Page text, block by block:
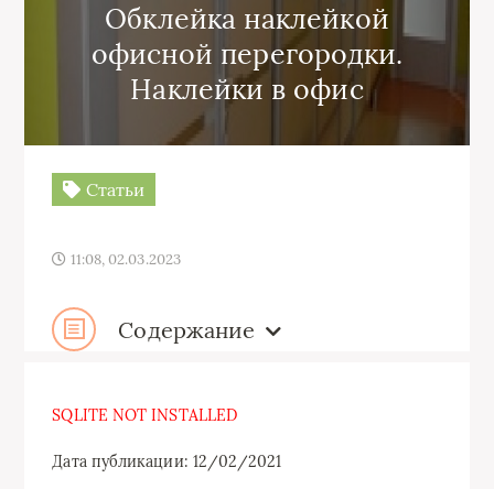
Обклейка наклейкой
офисной перегородки.
Наклейки в офис
Статьи
11:08, 02.03.2023
Содержание
SQLITE NOT INSTALLED
Дата публикации: 12/02/2021